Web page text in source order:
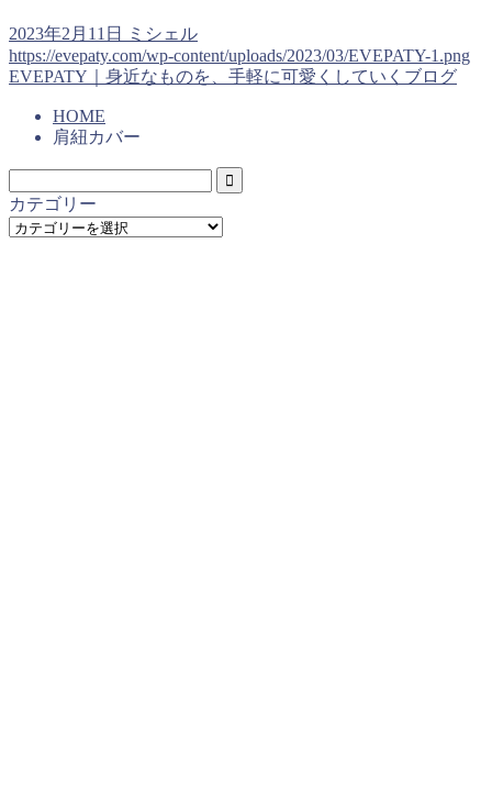
2023年2月11日
ミシェル
https://evepaty.com/wp-content/uploads/2023/03/EVEPATY-1.png
EVEPATY｜身近なものを、手軽に可愛くしていくブログ
HOME
肩紐カバー
カテゴリー
カ